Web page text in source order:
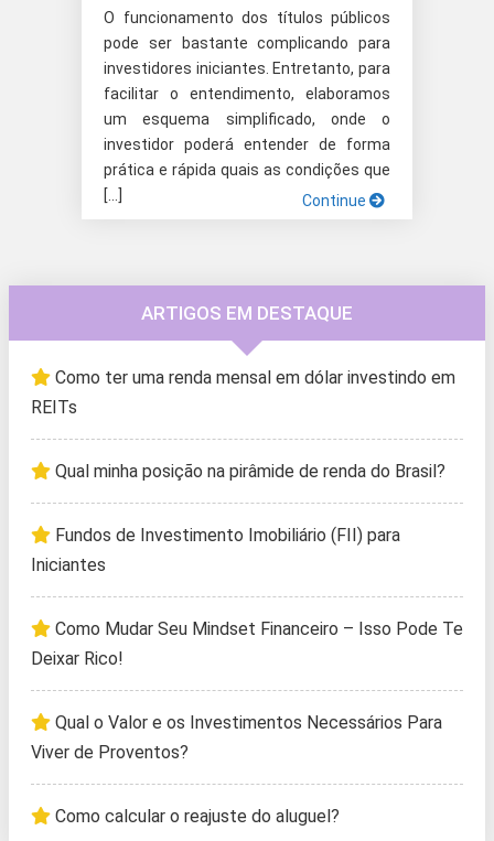
O funcionamento dos títulos públicos
pode ser bastante complicando para
investidores iniciantes. Entretanto, para
facilitar o entendimento, elaboramos
um esquema simplificado, onde o
investidor poderá entender de forma
prática e rápida quais as condições que
[…]
Continue
ARTIGOS EM DESTAQUE
Como ter uma renda mensal em dólar investindo em
REITs
Qual minha posição na pirâmide de renda do Brasil?
Fundos de Investimento Imobiliário (FII) para
Iniciantes
Como Mudar Seu Mindset Financeiro – Isso Pode Te
Deixar Rico!
Qual o Valor e os Investimentos Necessários Para
Viver de Proventos?
Como calcular o reajuste do aluguel?